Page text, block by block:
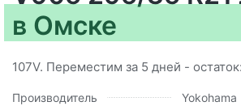
в Омске
107V. Переместим за 5 дней -
Производитель
Yokohama